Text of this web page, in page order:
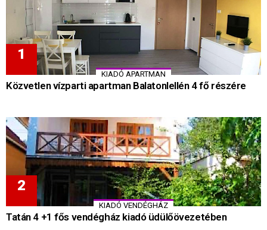
KIADÓ APARTMAN
Közvetlen vízparti apartman Balatonlellén 4 fő részére
KIADÓ VENDÉGHÁZ
Tatán 4 +1 fős vendégház kiadó üdülőövezetében